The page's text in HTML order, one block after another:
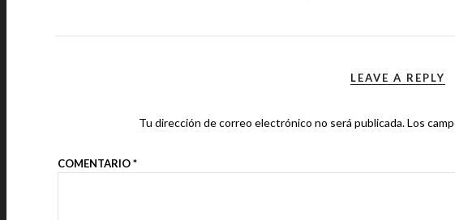
LEAVE A REPLY
Tu dirección de correo electrónico no será publicada.Los
COMENTARIO*